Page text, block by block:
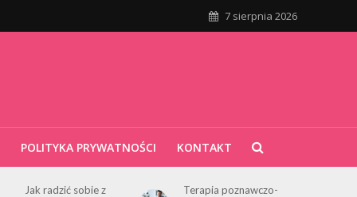
7 sierpnia 2026
POLITYKA PRYWATNOŚCI KONTAKT
Jak radzić sobie z
Terapia poznawczo-